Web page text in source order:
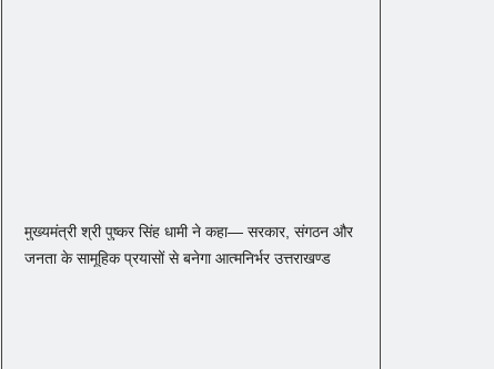
मुख्यमंत्री श्री पुष्कर सिंह धामी ने कहा— सरकार, संगठन और
जनता के सामूहिक प्रयासों से बनेगा आत्मनिर्भर उत्तराखण्ड